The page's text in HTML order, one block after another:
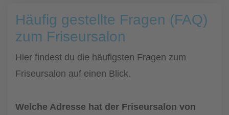
Häufig gestellte Fragen (FAQ)
zum Friseursalon
Hier findest du die häufigsten Fragen zum
Friseursalon auf einen Blick.
Welche Adresse hat der Friseursalon von